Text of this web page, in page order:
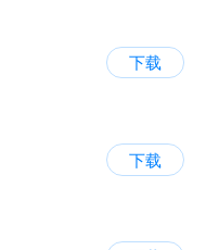
下载
下载